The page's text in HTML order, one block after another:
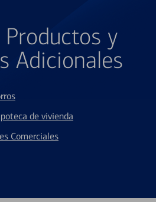
Productos y
Adicionales
de vivienda
Comerciales